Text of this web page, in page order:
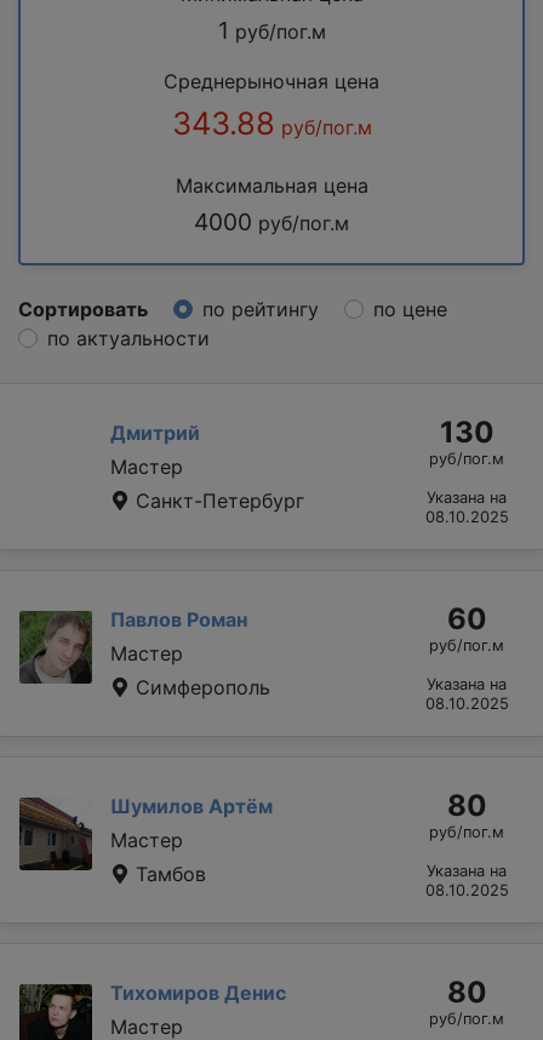
1 руб/пог.м
Среднерыночная цена
343.88 руб/пог.м
Максимальная цена
4000 руб/пог.м
Сортировать по рейтингу
по цене
по актуальности
Дмитрий
Мастер
Санкт-Петербург
130
руб/пог.м
Указана на
08.10.2025
Павлов Роман
Мастер
Симферополь
60
руб/пог.м
Указана на
08.10.2025
Шумилов Артём
Мастер
Тамбов
80
руб/пог.м
Указана на
08.10.2025
Тихомиров Денис
Мастер
80
руб/пог.м